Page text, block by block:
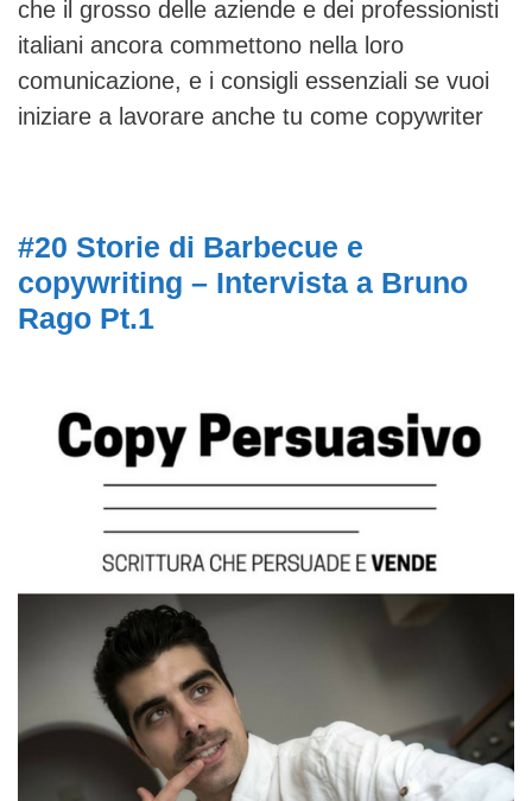
che il grosso delle aziende e dei professionisti
italiani ancora commettono nella loro
comunicazione, e i consigli essenziali se vuoi
iniziare a lavorare anche tu come copywriter
#20 Storie di Barbecue e
copywriting – Intervista a Bruno
Rago Pt.1